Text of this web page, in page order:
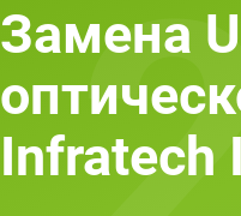
Замена
Infratech